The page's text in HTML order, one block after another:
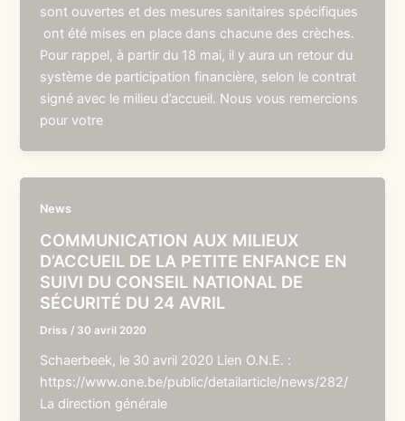
sont ouvertes et des mesures sanitaires spécifiques
ont été mises en place dans chacune des crèches.
Pour rappel, à partir du 18 mai, il y aura un retour du
système de participation financière, selon le contrat
signé avec le milieu d’accueil. Nous vous remercions
pour votre
News
COMMUNICATION AUX MILIEUX
D’ACCUEIL DE LA PETITE ENFANCE EN
SUIVI DU CONSEIL NATIONAL DE
SÉCURITÉ DU 24 AVRIL
Driss / 30 avril 2020
Schaerbeek, le 30 avril 2020 Lien O.N.E. :
https://www.one.be/public/detailarticle/news/282/
La direction générale